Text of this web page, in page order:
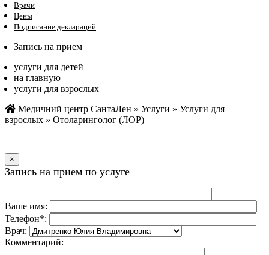
Врачи
Цены
Подписание деклараций
Запись на прием
услуги для детей
на главную
услуги для взрослых
Медичний центр СантаЛен » Услуги » Услуги для
взрослых » Отоларинголог (ЛОР)
×
Запись на прием по услуге
Ваше имя:
Телефон*:
Врач:
Комментарий: